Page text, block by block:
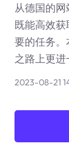
从德国的网
既能高效
要的任务。
之路上更进
2023-08-21